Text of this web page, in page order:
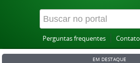
Perguntas frequentes Contato
EM DESTAQUE